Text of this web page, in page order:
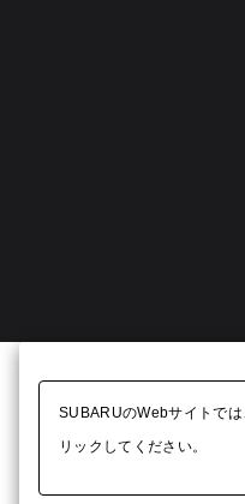
SUBARUのWebサイトで
リックしてください。​